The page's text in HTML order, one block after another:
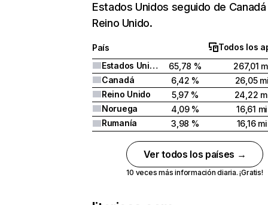
Estados Unidos seguido de
Reino Unido.
País
Todos los
Estados Unidos
65,78 %
267,01
Canadá
6,42 %
26,05
Reino Unido
5,97 %
24,22
Noruega
4,09 %
16,61
Rumanía
3,98 % 16,16
Ver todos los países →
10 veces más información diaria. ¡Gratis!